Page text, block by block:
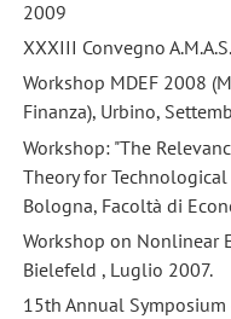
2009
XXXIII Convegno
Workshop MDEF 2008
Finanza), Urbino,
Workshop: "The
Theory for
Bologna, Facoltà di
Workshop on Nonlinear
Bielefeld , Luglio 2007.
15th Annual